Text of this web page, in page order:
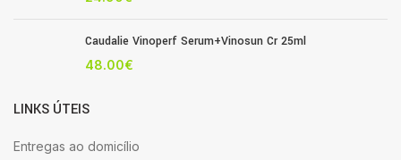
Caudalie Vinoperf Serum+Vinosun Cr 25ml
48.00€
LINKS ÚTEIS
Entregas ao domicílio